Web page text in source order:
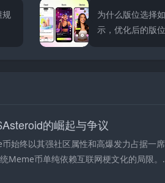
规
为什么版位选择
示，优化后的版
的崛起与争议
始终以其强社区属性和高爆发力占据一
Meme币单纯依赖互联网梗文化的局限。